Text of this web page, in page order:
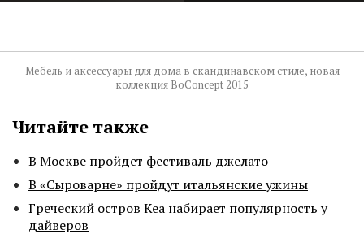
Мебель и аксессуары для дома в скандинавском стиле, новая
коллекция BoConcept 2015
Читайте также
В Москве пройдет фестиваль джелато
В «Сыроварне» пройдут итальянские ужины
Греческий остров Кеа набирает популярность у
дайверов